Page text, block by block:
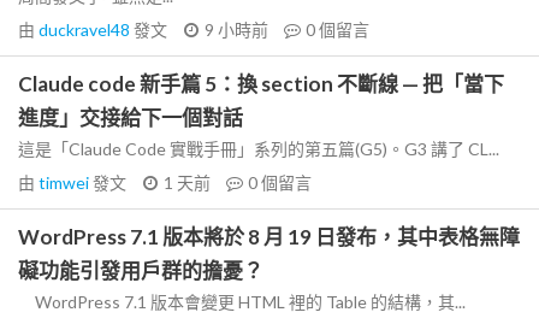
由 duckravel48 發文 9 小時前 0個留言
Claude code 新手篇 5：換 section 不斷線 — 把「當下
進度」交接給下一個對話
這是「Claude Code 實戰手冊」系列的第五篇(G5)。G3 講了 CL...
由 timwei發文 1 天前 0個留言
WordPress 7.1 版本將於 8 月 19 日發布，其中表格無障
礙功能引發用戶群的擔憂？
WordPress 7.1 版本會變更 HTML 裡的 Table 的結構，其...